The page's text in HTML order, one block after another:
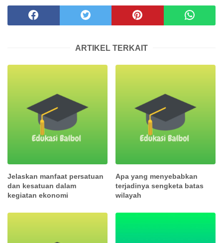
ARTIKEL TERKAIT
Jelaskan manfaat persatuan
dan kesatuan dalam
kegiatan ekonomi
Apa yang menyebabkan
terjadinya sengketa batas
wilayah